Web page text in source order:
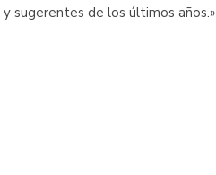
sugerentes de los últimos años.»